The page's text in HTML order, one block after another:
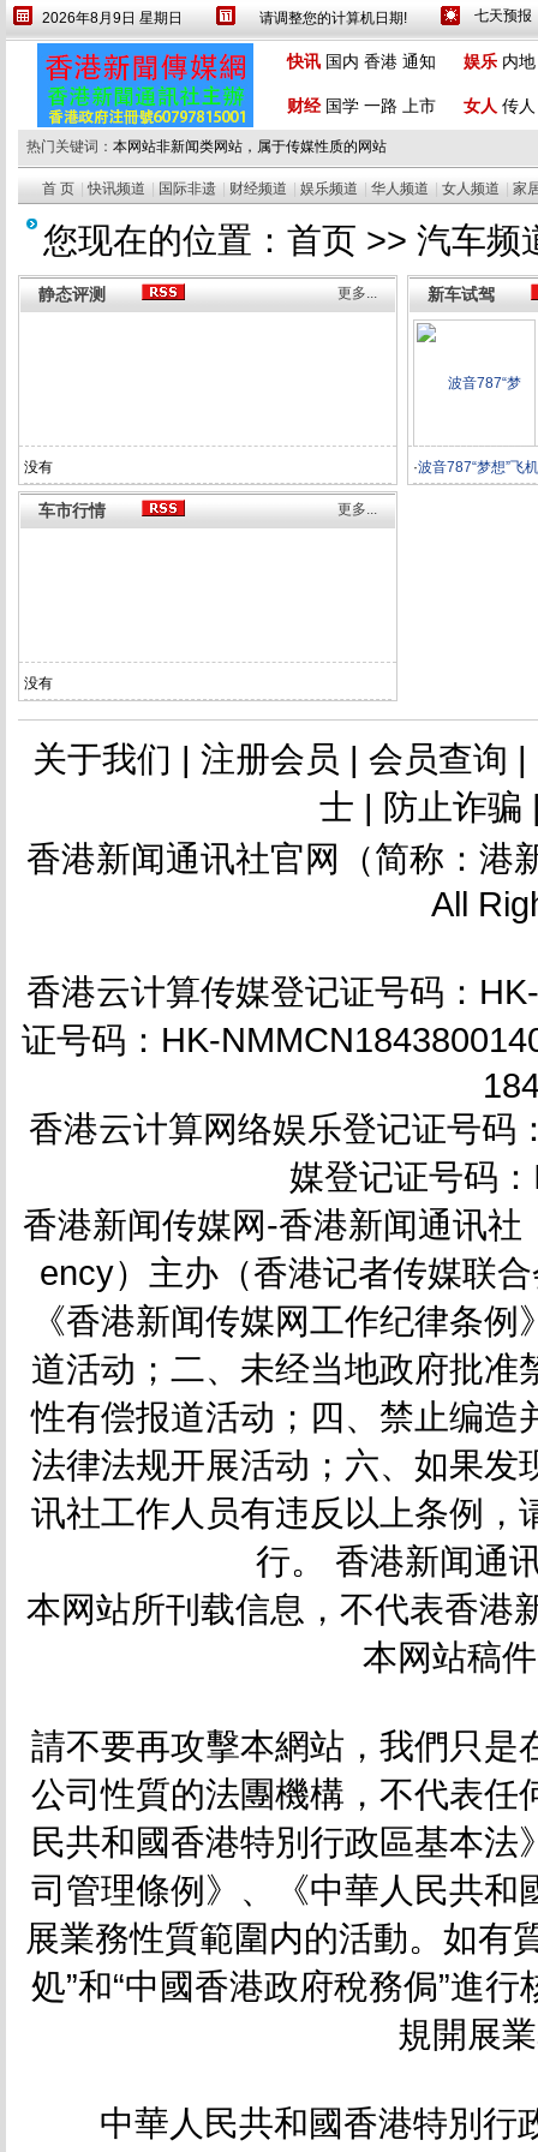
2026年8月9日 星期日 请调整您的计算机日期!
设为首页 繁體 快讯 国内 香港 通知 娱乐 内地
财经 国学 一路 上市 女人 传人
热门关键词： 本网站非新闻类网站，属于传媒性质的网站
首 页 |快讯频道 国际非遗 财经频道 娱乐频道 华人频道 女人频道 家
您现在的位置： 首页 >> 汽车频
更多...
静态评测
没有
新车试驾
波音787“梦想”飞机
海口继续全球“梦想
·波音787“梦想”飞
更多...
车市行情
没有
关于我们 | 注册会员 | 会员查询 |
士 | 防止诈骗
香港新闻通讯社官网（简称：港
All
香港云计算传媒登记证号码：
证号码：HK-
香港云计算网络娱乐登记证号码
媒登记证号码
香港新闻传媒网-香港新闻通讯
ency）主办（香港记者传媒联
《香港新闻传媒网工作纪律条
道活动；二、未经当地政府批
性有偿报道活动；四、禁止编造
法律法规开展活动；六、如果发
讯社工作人员有违反以上条例，
行。 香港新闻通
本网站所刊载信息，不代表香港
本网站稿
請不要再攻擊本網站，我們只是
公司性質的法團機構，不代表任
民共和國香港特別行政區基本
司管理條例》、《中華人民共和
展業務性質範圍内的活動。如有
処”和“中國香港政府稅務侷”進
規開展
中華人民共和國香港特別行